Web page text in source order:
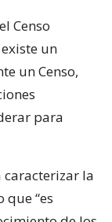
Censo
un
un Censo,
para
caracterizar la
que “es